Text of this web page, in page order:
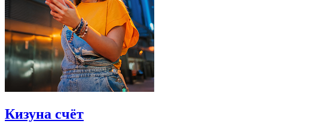
Кизуна счёт